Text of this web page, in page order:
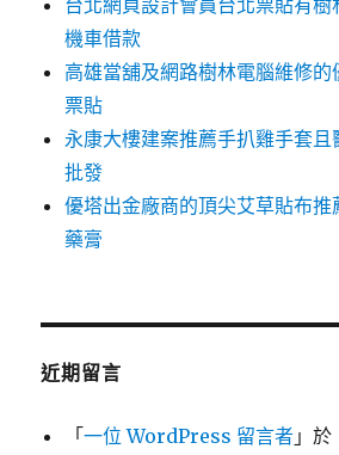
台北網頁設計會員台北票貼有樹
機車借款
高雄當舖及網路樹林電腦維修的
票貼
永康大樓建案推薦手扒雞手套
批發
優塔出金廠商的頂尖艾草貼布推
藥膏
近期留言
「一位 WordPress 留言者 」於